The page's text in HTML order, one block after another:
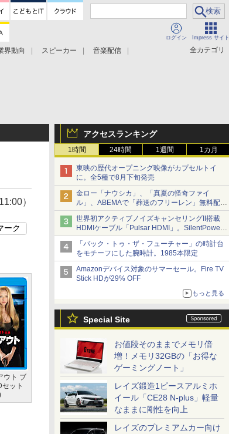
ログイン Impress サイト
全カテゴリ
界動向 スピーカー
音楽配信
アクセスランキング
1時間 24時間 1週間 1カ月
東映の歴代オープニング映像がカプセルトイ
に。全5種で8月下旬発売
金ロー「ナウシカ」、「真夏の怪奇ファイ
ル」、ABEMAで「葬送のフリーレン」無料配信
など。夏の特番・配信情報
世界初アクティブノイズキャンセリングII搭載
HDMIケーブル「Pulsar HDMI」。SilentPower
から
「バック・トゥ・ザ・フューチャー」の時計台
をモチーフにした腕時計。1985本限定
Amazonデバイス対象のサマーセール。Fire TV
Stick HDが29% OFF
もっと見る
Special Site
お値段そのままでメモリ倍
増！メモリ32GBの「お得な
ゲーミングノート」
レイズ鍛造1ピースアルミホ
イール「CE28 N-plus」軽量
なままに剛性を向上
レイズのプレミアムカー向け
）
ーク
ウト ブ
ット